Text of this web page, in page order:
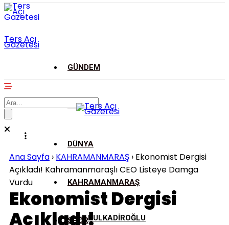
Ters Açı
Gazetesi
GÜNDEM
ASAYİŞ
DÜNYA
KAHRAMANMARAŞ
DULKADİROĞLU
SPOR
Ana Sayfa › KAHRAMANMARAŞ › Ekonomist Dergisi
Açıkladı! Kahramanmaraşlı CEO Listeye Damga
Vurdu
Ekonomist Dergisi
Açıkladı!